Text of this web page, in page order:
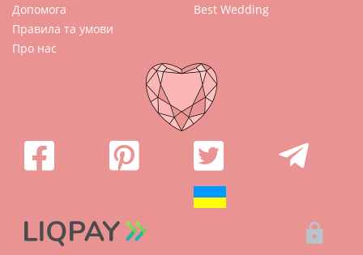
Допомога
Правила та умови
Про нас
Best Wedding